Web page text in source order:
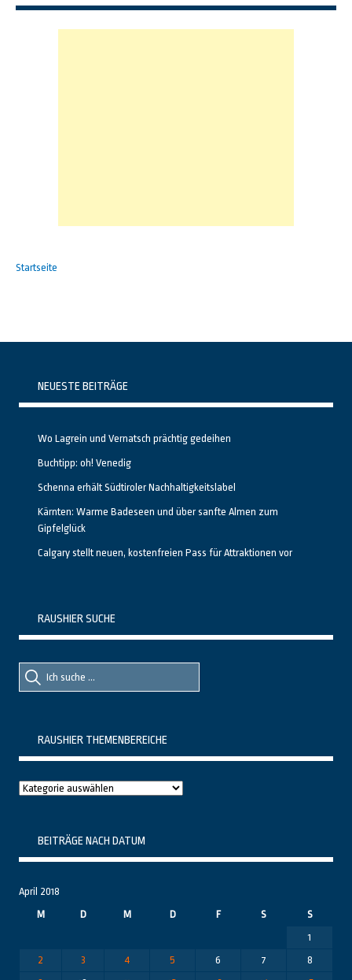
Startseite
NEUESTE BEITRÄGE
Wo Lagrein und Vernatsch prächtig gedeihen
Buchtipp: oh! Venedig
Schenna erhält Südtiroler Nachhaltigkeitslabel
Kärnten: Warme Badeseen und über sanfte Almen zum
Gipfelglück
Calgary stellt neuen, kostenfreien Pass für Attraktionen vor
RAUSHIER SUCHE
Suche
nach::
Suche
nach:
RAUSHIER THEMENBEREICHE
Raushier
BEITRÄGE NACH DATUM
April 2018
M
D M D F S
S
1
2
3 4 5 6 7
8